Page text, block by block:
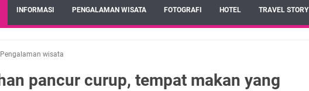
INFORMASI PENGALAMAN WISATA FOTOGRAFI HOTEL TRAVEL STORY
Pengalaman wisata
pancur curup, tempat makan yang